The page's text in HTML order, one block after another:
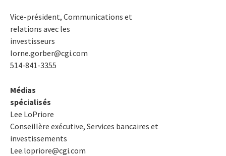
Vice-président, Communications et
relations avec les
investisseurs
lorne.gorber@cgi.com
514-841-3355
Médias
spécialisés
Lee LoPriore
Conseillère exécutive, Services bancaires et
investissements
Lee.lopriore@cgi.com